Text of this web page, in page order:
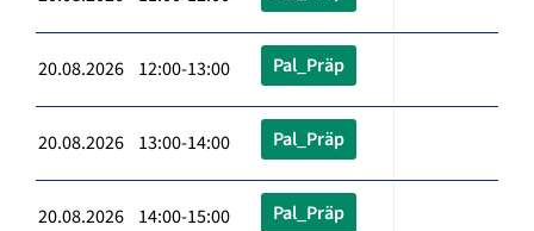
20.08.2026 12:00-13:00 Pal_Präp
20.08.2026 13:00-14:00 Pal_Präp
20.08.2026 14:00-15:00 Pal_Präp